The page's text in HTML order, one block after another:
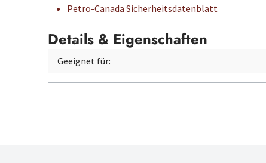
Petro-Canada Sicherheitsdatenblatt
Details & Eigenschaften
Geeignet für: